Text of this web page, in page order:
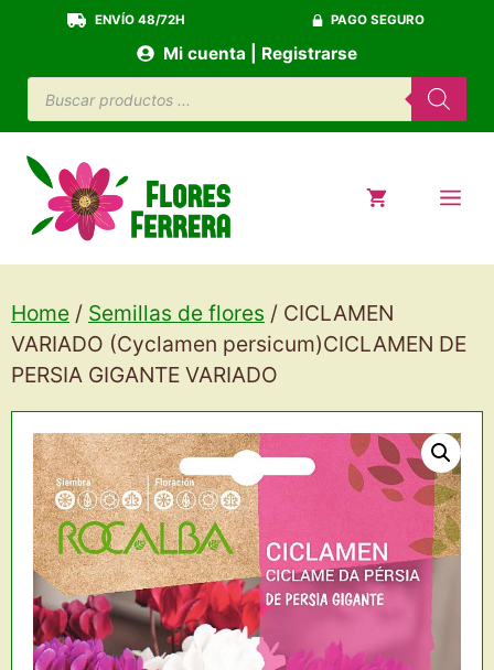
contenido
ENVÍO 48/72H PAGO SEGURO
Búsqueda
de
productos
Mi cuenta | Registrarse
Home / Semillas de flores / CICLAMEN
VARIADO (Cyclamen persicum)CICLAMEN DE
PERSIA GIGANTE VARIADO